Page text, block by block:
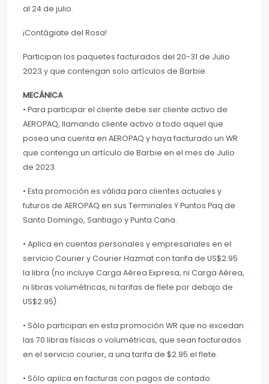
al 24 de julio.
¡Contágiate del Rosa!
Participan los paquetes facturados del 20-31 de Julio
2023 y que contengan solo artículos de Barbie.
MECÁNICA
• Para participar el cliente debe ser cliente activo de
AEROPAQ, llamando cliente activo a todo aquel que
posea una cuenta en AEROPAQ y haya facturado un WR
que contenga un artículo de Barbie en el mes de Julio
de 2023
• Esta promoción es válida para clientes actuales y
futuros de AEROPAQ en sus Terminales Y Puntos Paq de
Santo Domingo, Santiago y Punta Cana.
• Aplica en cuentas personales y empresariales en el
servicio Courier y Courier Hazmat con tarifa de US$2.95
la libra (no incluye Carga Aérea Expresa, ni Carga Aérea,
ni libras volumétricas, ni tarifas de flete por debajo de
US$2.95).
• Sólo participan en esta promoción WR que no excedan
las 70 libras físicas o volumétricas, que sean facturados
en el servicio courier, a una tarifa de $2.95 el flete.
• Sólo aplica en facturas con pagos de contado.